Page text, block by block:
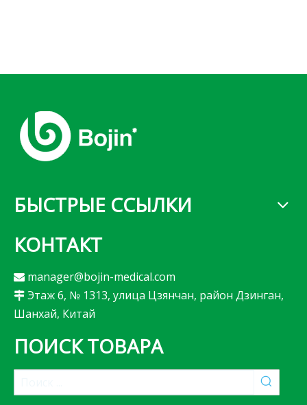
БЫСТРЫЕ ССЫЛКИ
КОНТАКТ
 manager@bojin-medical.com
 Этаж 6, № 1313, улица Цзянчан, район Дзинган,
Шанхай, Китай
ПОИСК ТОВАРА